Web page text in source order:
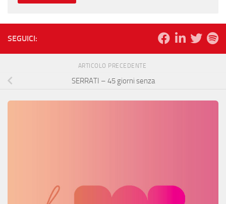
SEGUICI:
ARTICOLO PRECEDENTE
SERRATI – 45 giorni senza